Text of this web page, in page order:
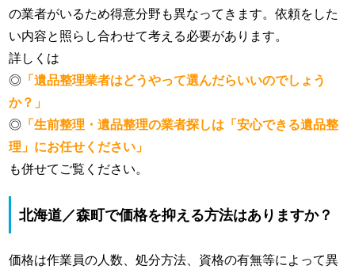
の業者がいるため得意分野も異なってきます。依頼をした
い内容と照らし合わせて考える必要があります。
詳しくは
◎ 「遺品整理業者はどうやって選んだらいいのでしょう
か？」
◎ 「生前整理・遺品整理の業者探しは「安心できる遺品整
理」にお任せください」
も併せてご覧ください。
北海道／森町で価格を抑える方法はありますか？
価格は作業員の人数、処分方法、資格の有無等によって異